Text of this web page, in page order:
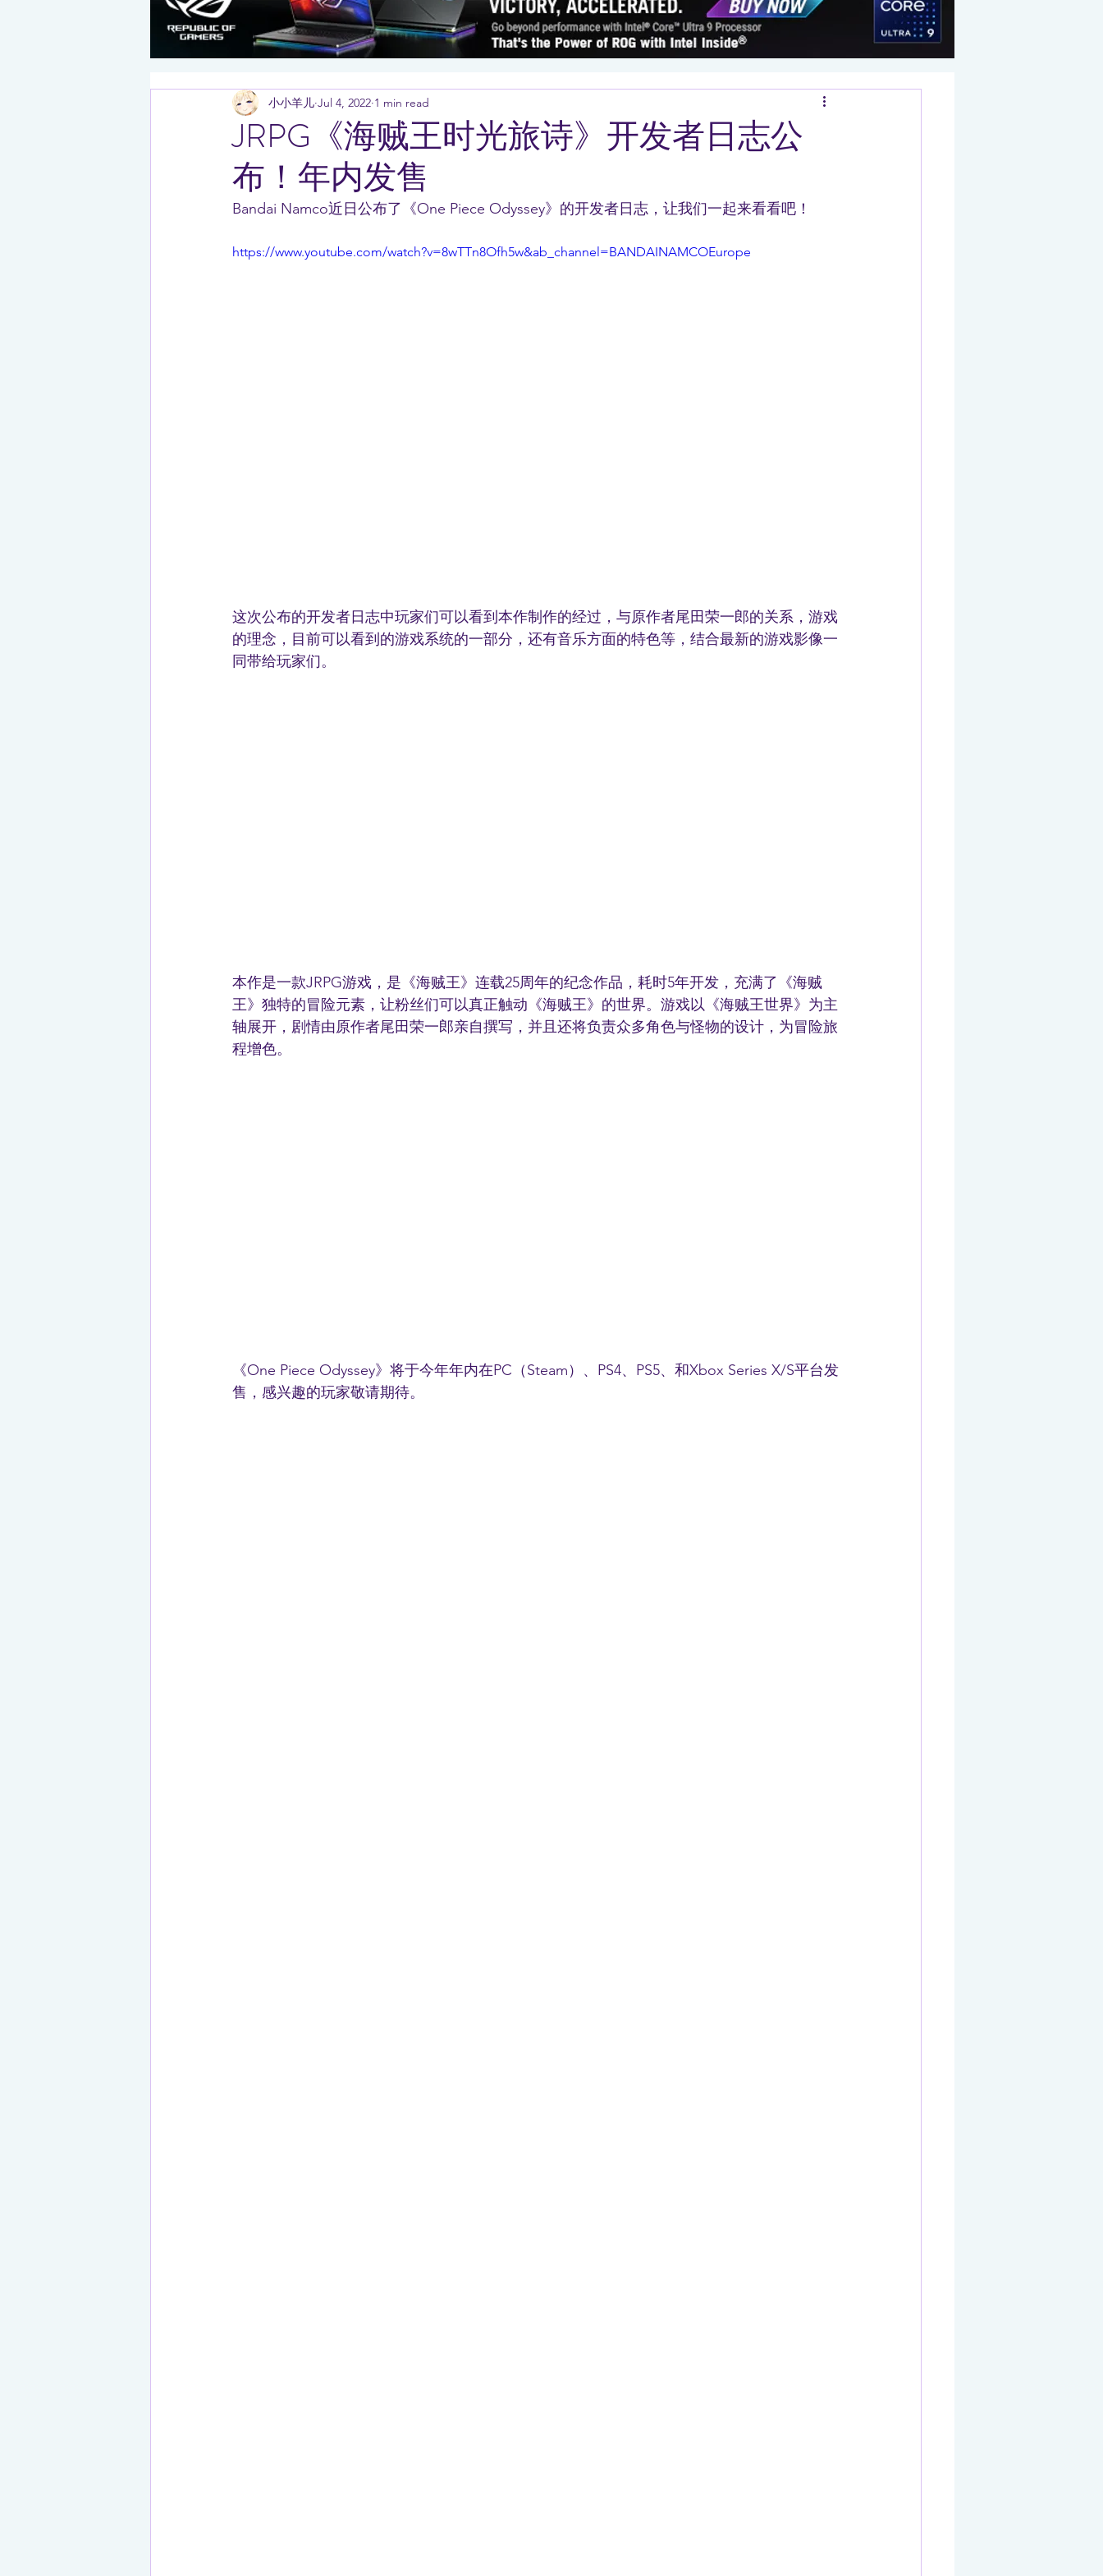
JRPG《海贼王时光旅诗》开发者日志公
布！年内发售
小小羊儿 Jul 4, 2022 1 min read
Bandai Namco近日公布了《One Piece Odyssey》的开发者日志，让我们一起来看看吧！
https://www.youtube.com/watch?v=8wTTn8Ofh5w&ab_channel=BANDAINAMCOEurope
这次公布的开发者日志中玩家们可以看到本作制作的经过，与原作者尾田荣一郎的关系，游戏
的理念，目前可以看到的游戏系统的一部分，还有音乐方面的特色等，结合最新的游戏影像一
同带给玩家们。
本作是一款JRPG游戏，是《海贼王》连载25周年的纪念作品，耗时5年开发，充满了《海贼
王》独特的冒险元素，让粉丝们可以真正触动《海贼王》的世界。游戏以《海贼王世界》为主
轴展开，剧情由原作者尾田荣一郎亲自撰写，并且还将负责众多角色与怪物的设计，为冒险旅
程增色。
《One Piece Odyssey》将于今年年内在PC（Steam）、PS4、PS5、和Xbox Series X/S平台发
售，感兴趣的玩家敬请期待。